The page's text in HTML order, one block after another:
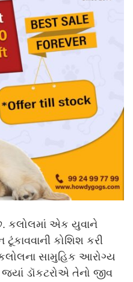
કલોલમાં એક યુવાને
ટૂંકાવવાની કોશિશ કરી
સામુહિક આરોગ્ય
જ્યાં ડૉકટરોએ તેનો જીવ